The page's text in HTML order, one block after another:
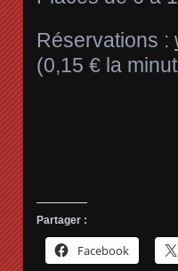
Réservations :
(0,15 € la
Partager :
Facebook